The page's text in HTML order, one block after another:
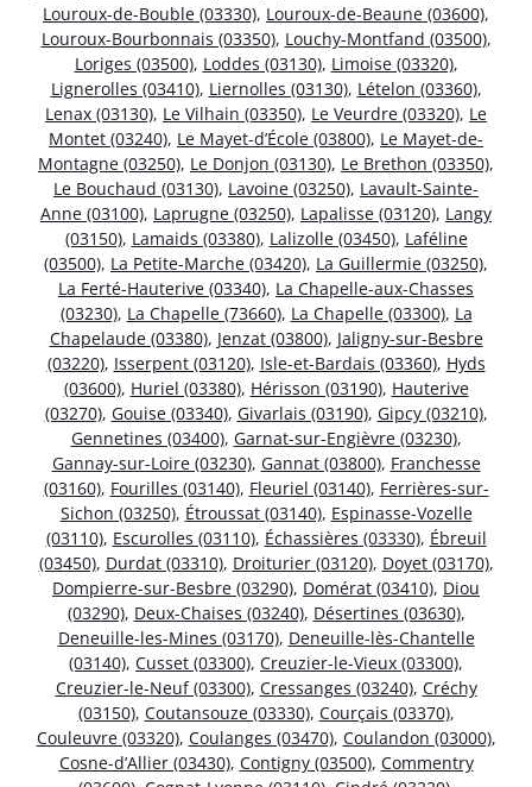
Louroux-de-Bouble (03330), Louroux-de-Beaune (03600),
Louroux-Bourbonnais (03350), Louchy-Montfand (03500),
Loriges (03500), Loddes (03130), Limoise (03320),
Lignerolles (03410), Liernolles (03130), Lételon (03360),
Lenax (03130), Le Vilhain (03350), Le Veurdre (03320), Le
Montet (03240), Le Mayet-d’École (03800), Le Mayet-de-
Montagne (03250), Le Donjon (03130), Le Brethon (03350),
Le Bouchaud (03130), Lavoine (03250), Lavault-Sainte-
Anne (03100), Laprugne (03250), Lapalisse (03120), Langy
(03150), Lamaids (03380), Lalizolle (03450), Laféline
(03500), La Petite-Marche (03420), La Guillermie (03250),
La Ferté-Hauterive (03340), La Chapelle-aux-Chasses
(03230), La Chapelle (73660), La Chapelle (03300), La
Chapelaude (03380), Jenzat (03800), Jaligny-sur-Besbre
(03220), Isserpent (03120), Isle-et-Bardais (03360), Hyds
(03600), Huriel (03380), Hérisson (03190), Hauterive
(03270), Gouise (03340), Givarlais (03190), Gipcy (03210),
Gennetines (03400), Garnat-sur-Engièvre (03230),
Gannay-sur-Loire (03230), Gannat (03800), Franchesse
(03160), Fourilles (03140), Fleuriel (03140), Ferrières-sur-
Sichon (03250), Étroussat (03140), Espinasse-Vozelle
(03110), Escurolles (03110), Échassières (03330), Ébreuil
(03450), Durdat (03310), Droiturier (03120), Doyet (03170),
Dompierre-sur-Besbre (03290), Domérat (03410), Diou
(03290), Deux-Chaises (03240), Désertines (03630),
Deneuille-les-Mines (03170), Deneuille-lès-Chantelle
(03140), Cusset (03300), Creuzier-le-Vieux (03300),
Creuzier-le-Neuf (03300), Cressanges (03240), Créchy
(03150), Coutansouze (03330), Courçais (03370),
Couleuvre (03320), Coulanges (03470), Coulandon (03000),
Cosne-d’Allier (03430), Contigny (03500), Commentry